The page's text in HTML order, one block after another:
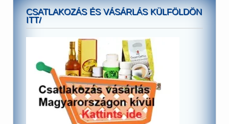
CSATLAKOZÁS ÉS VÁSÁRLÁS KÜLFÖLDÖN
ITT/